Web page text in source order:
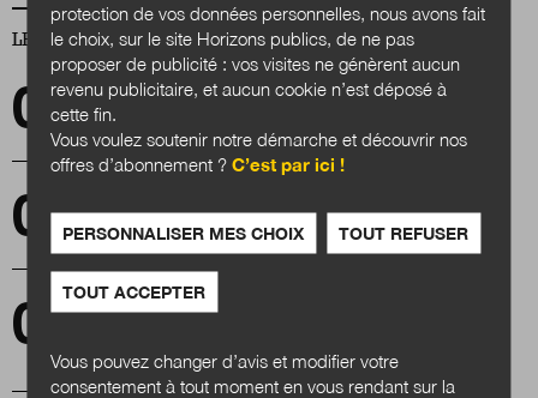
LES PLUS LUS
Sciences, société et action publique à l'heure
des bifurcations
et les collectivités territoriales
Philippe Martin : « L’appel à l’intelligence des
incantatoire »
protection de vos données personnelles, nous avons fait
le choix, sur le site Horizons publics, de ne pas
proposer de publicité : vos visites ne génèrent aucun
revenu publicitaire, et aucun cookie n’est déposé à
cette fin.
Vous voulez soutenir notre démarche et découvrir nos
offres d’abonnement ?C’est par ici !
PERSONNALISER MES CHOIX TOUT REFUSER
TOUT ACCEPTER
Vous pouvez changer d’avis et modifier votre
consentement à tout moment en vous rendant sur la